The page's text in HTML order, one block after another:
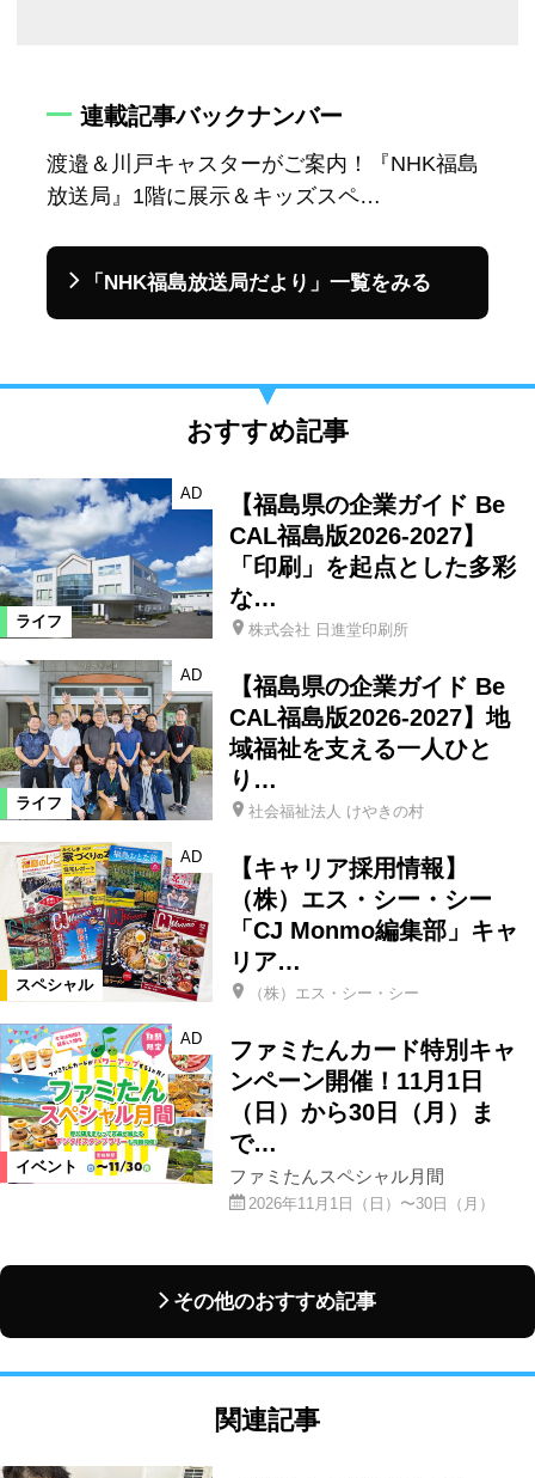
連載記事バックナンバー
渡邉＆川戸キャスターがご案内！『NHK福島
放送局』1階に展示＆キッズスペ…
「NHK福島放送局だより」一覧をみる
おすすめ記事
ライフ
AD
【福島県の企業ガイド Be
CAL福島版2026-2027】
「印刷」を起点とした多彩
な…
株式会社 日進堂印刷所
ライフ
AD
【福島県の企業ガイド Be
CAL福島版2026-2027】地
域福祉を支える一人ひと
り…
社会福祉法人 けやきの村
スペシャル
AD
【キャリア採用情報】
（株）エス・シー・シー
「CJ Monmo編集部」キャ
リア…
（株）エス・シー・シー
イベント
AD
ファミたんカード特別キャ
ンペーン開催！11月1日
（日）から30日（月）ま
で…
ファミたんスペシャル月間
2026年11月1日（日）〜30日（月）
その他のおすすめ記事
関連記事